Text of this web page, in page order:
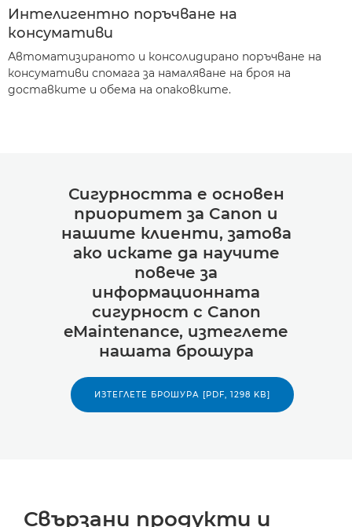
Интелигентно поръчване на
консумативи
Автоматизираното и консолидирано поръчване на
консумативи спомага за намаляване на броя на
доставките и обема на опаковките.
Сигурността е основен
приоритет за Canon и
нашите клиенти, затова
ако искате да научите
повече за
информационната
сигурност с Canon
eMaintenance, изтеглете
нашата брошура
ИЗТЕГЛЕТЕ БРОШУРА [PDF, 1298 KB]
Свързани продукти и